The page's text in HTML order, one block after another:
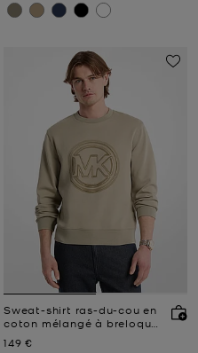
Sweat-shirt ras-du-cou en
coton mélangé à breloque
Prix actuel
149 €